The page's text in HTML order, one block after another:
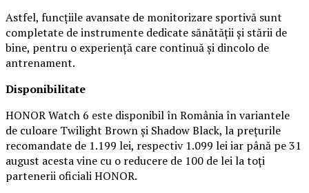
Astfel, funcțiile avansate de monitorizare sportivă sunt
completate de instrumente dedicate sănătății și stării de
bine, pentru o experiență care continuă și dincolo de
antrenament.
Disponibilitate
HONOR Watch 6 este disponibil în România în variantele
de culoare Twilight Brown și Shadow Black, la prețurile
recomandate de 1.199 lei, respectiv 1.099 lei iar până pe 31
august acesta vine cu o reducere de 100 de lei la toți
partenerii oficiali HONOR.